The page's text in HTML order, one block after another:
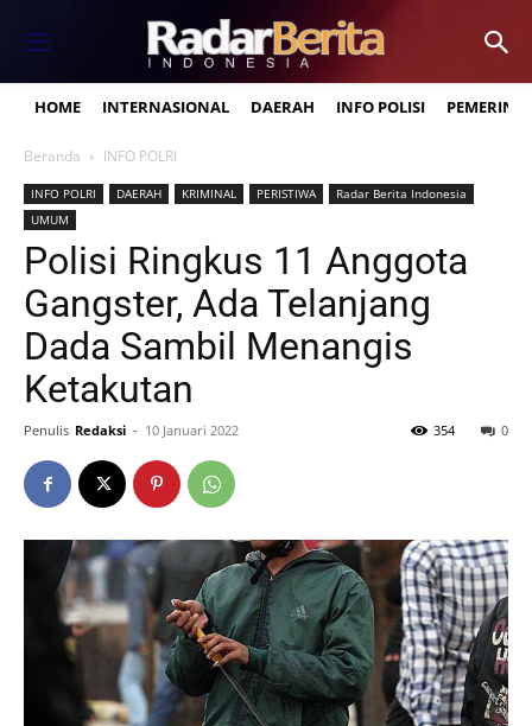
HOME INTERNASIONAL DAERAH INFO POLISI
Beranda INFO POLRI
INFO POLRI DAERAH KRIMINAL PERISTIWA
Radar Berita Indonesia
UMUM
Polisi Ringkus 11 Anggota
Gangster, Ada Telanjang
Dada Sambil Menangis
Ketakutan
Penulis Redaksi - 10 Januari 2022 0
354